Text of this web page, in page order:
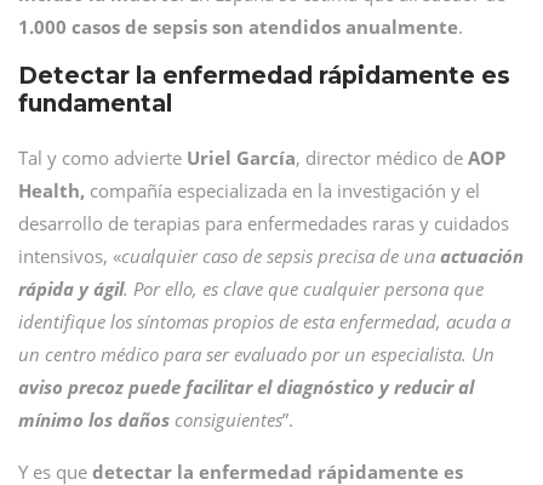
1.000 casos de sepsis son atendidos anualmente.
Detectar la enfermedad rápidamente es
fundamental
Tal y como advierte Uriel García, director médico de AOP
Health, compañía especializada en la investigación y el
desarrollo de terapias para enfermedades raras y cuidados
intensivos, «cualquier caso de sepsis precisa de una actuación
rápida y ágil. Por ello, es clave que cualquier persona que
identifique los síntomas propios de esta enfermedad, acuda a
un centro médico para ser evaluado por un especialista. Un
aviso precoz puede facilitar el diagnóstico y reducir al
mínimo los daños consiguientes”.
Y es que detectar la enfermedad rápidamente es